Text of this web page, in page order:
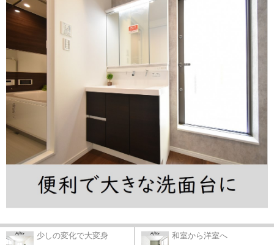
少しの変化で大変身 和室から洋室へ